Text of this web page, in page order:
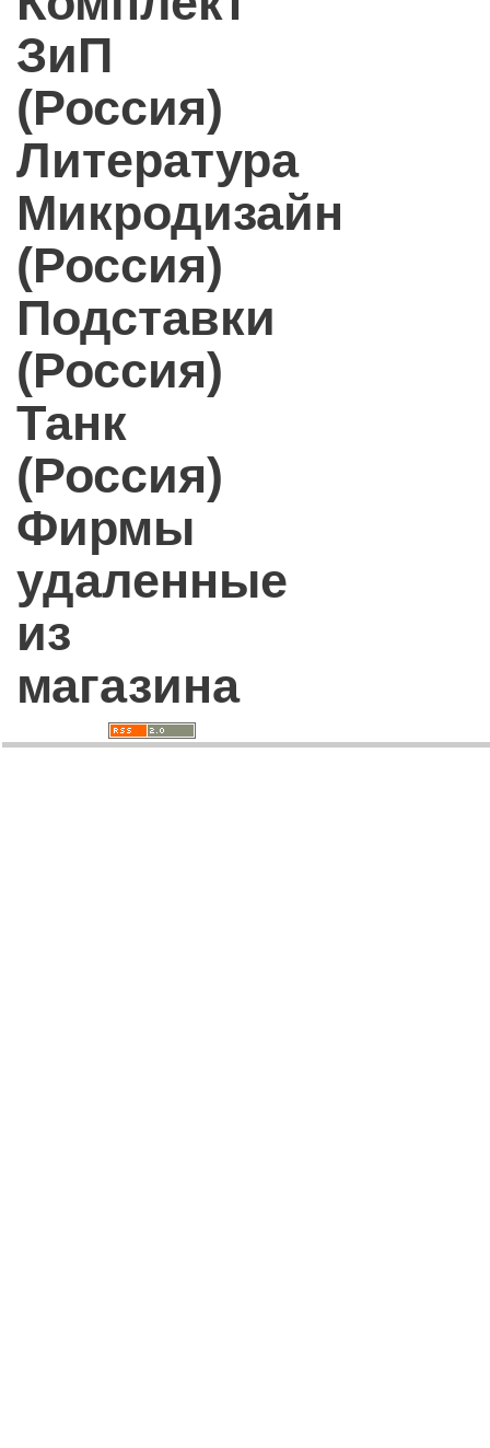
ЗиП
(Россия)
Литература
Микродизайн
(Россия)
Подставки
(Россия)
Танк
(Россия)
Фирмы
удаленные
из
магазина